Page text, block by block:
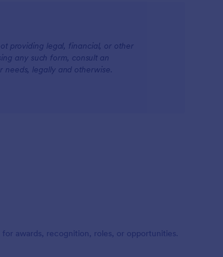
providing legal, financial, or other
any such form, consult an
needs, legally and otherwise.
awards, recognition, roles, or opportunities.